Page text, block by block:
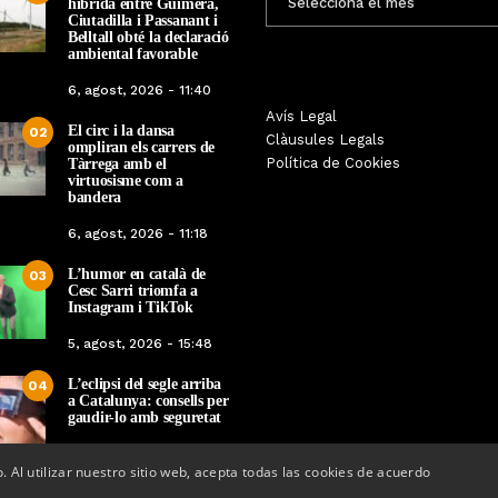
híbrida entre Guimerà,
Ciutadilla i Passanant i
Belltall obté la declaració
ambiental favorable
6, agost, 2026 - 11:40
02
El circ i la dansa
ompliran els carrers de
Tàrrega amb el
virtuosisme com a
bandera
6, agost, 2026 - 11:18
03
L’humor en català de
Cesc Sarri triomfa a
Instagram i TikTok
5, agost, 2026 - 15:48
04
L’eclipsi del segle arriba
a Catalunya: consells per
gaudir-lo amb seguretat
MENSUALS
Avís Legal
Clàusules Legals
Política de Cookies
Les Gastrosàvies protagonitzen
una gran trobada al Món Sant
Benet que referma el valor de la
cuina tradicional
27, novembre, 2025 - 08:28
El respecte a la
protagonista de la
Cinema Espiritual de
utilizar nuestro sitio web, acepta todas las cookies de acuerdo